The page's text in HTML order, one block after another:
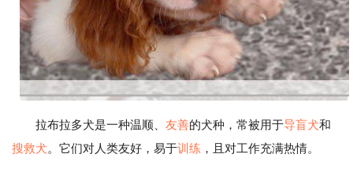
拉布拉多犬是一种温顺、 友善的犬种，常被用于导盲犬和
搜救犬。它们对人类友好，易于训练 ，且对工作充满热情。